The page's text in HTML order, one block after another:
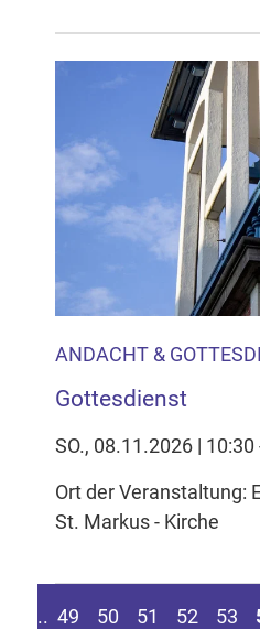
ANDACHT &
Gottesdienst
SO., 08.11.2026 | 10:30
Ort der Veranstaltung:
St. Markus - Kirche
springen
vorherigen Seite
.... 49 50 51 52 53